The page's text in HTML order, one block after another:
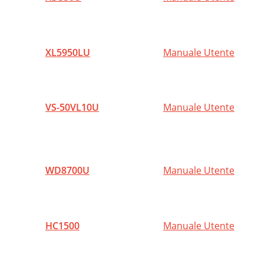
XL5950LU Manuale Utente
VS-50VL10U
Manuale Utente
WD8700U Manuale Utente
HC1500 Manuale Utente